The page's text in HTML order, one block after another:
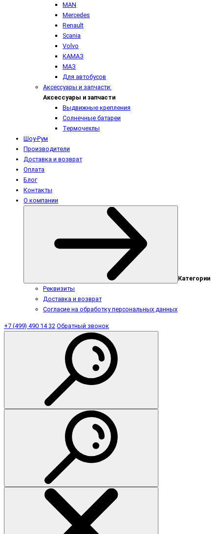
MAN
Mercedes
Renault
Scania
Volvo
КАМАЗ
МАЗ
Для автобусов
Аксессуары и запчасти:
Аксессуары и запчасти
Выдвижные крепления
Солнечные батареи
Термочехлы
Шоу-Рум
Производители
Доставка и возврат
Оплата
Блог
Контакты
О компании
Категории
Реквизиты
Доставка и возврат
Согласие на обработку персональных данных
+7 (499) 490 14 32 Обратный звонок